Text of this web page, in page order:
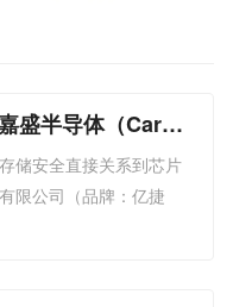
盛半导体（Cars
术赋能全球半导
储安全直接关系到芯片
限公司（品牌：亿捷
体封测企业嘉盛半导